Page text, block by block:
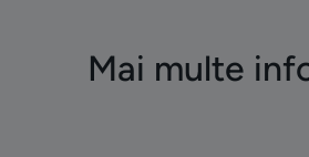
Mai multe